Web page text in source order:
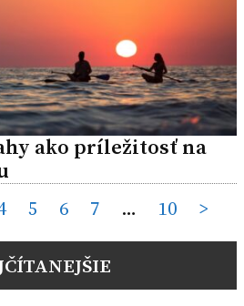
ako príležitosť na
5 6 7 … 10 >